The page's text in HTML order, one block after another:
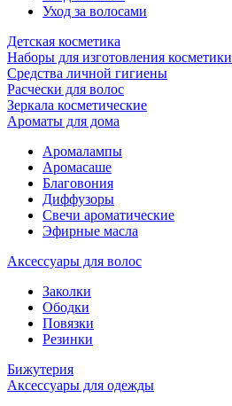
Уход за волосами
Детская косметика
Наборы для изготовления косметики
Средства личной гигиены
Расчески для волос
Зеркала косметические
Ароматы для дома
Аромалампы
Аромасаше
Благовония
Диффузоры
Свечи ароматические
Эфирные масла
Аксессуары для волос
Заколки
Ободки
Повязки
Резинки
Бижутерия
Аксессуары для одежды